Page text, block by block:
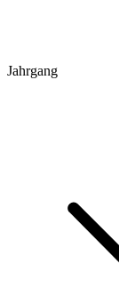
Jahrgang